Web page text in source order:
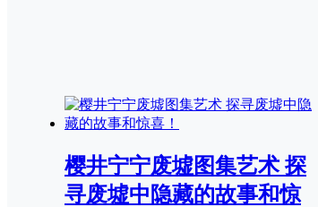
樱井宁宁废墟图集艺术 探
寻废墟中隐藏的故事和惊